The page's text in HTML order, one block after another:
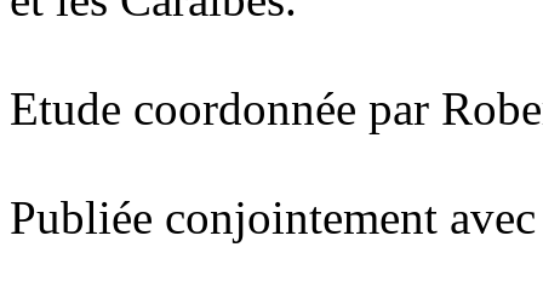
Etude coordonnée par
Publiée conjointement